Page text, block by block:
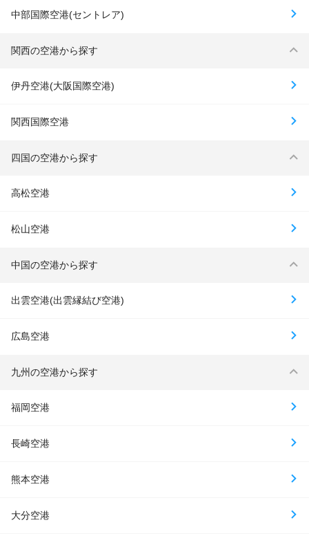
中部国際空港(セントレア)
関西の空港から探す
伊丹空港(大阪国際空港)
関西国際空港
四国の空港から探す
高松空港
松山空港
中国の空港から探す
出雲空港(出雲縁結び空港)
広島空港
九州の空港から探す
福岡空港
長崎空港
熊本空港
大分空港